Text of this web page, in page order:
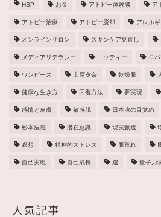
HSP お金 アトピー体験談 ア
アトピー治療 アトピー脱却 アレルギ
オンラインサロン スキンケア見直し
メディアリテラシー ユッティー ロ
ワンピース 上原夕奈 乾燥肌
健康な生き方 回復方法 夢実現
感情と皮膚 敏感肌 日本魂の目覚め
松本医院 潜在意識 現実創造
瞑想 精神的ストレス 肌荒れ
自己実現 自己成長 運 量子力
人気記事